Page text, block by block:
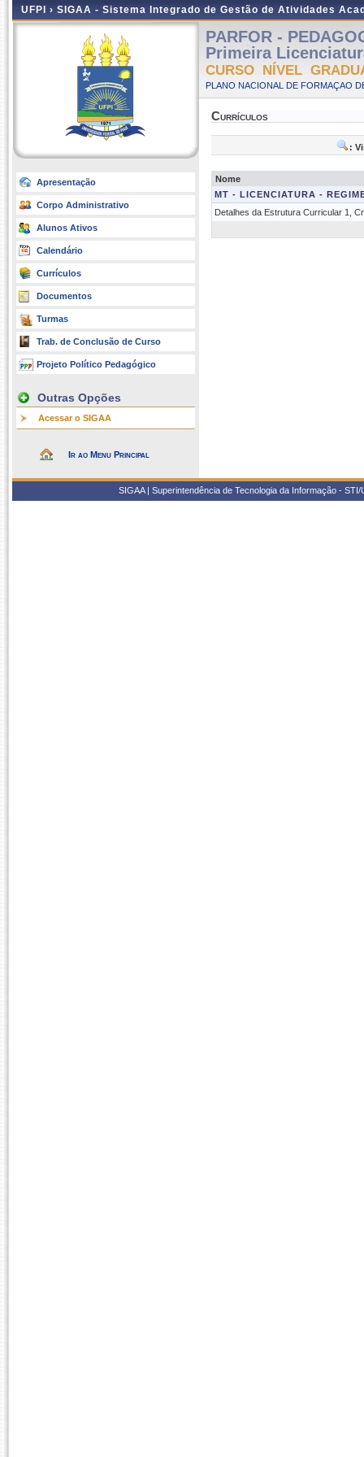
UFPI › SIGAA - Sistema Integrado de Gestão de Atividades
Apresentação
Corpo Administrativo
Alunos Ativos
Calendário
Currículos
Documentos
Turmas
Trab. de Conclusão de Curso
Projeto Político Pedagógico
Outras Opções
Acessar o SIGAA
Ir ao Menu Principal
PARFOR -
Primeira
CURSO NÍVEL
PLANO NACIONAL DE FORMAÇAO
Currículos
:
Nome
MT - LICENCIATURA -
Detalhes da Estrutura Curricular 1,
SIGAA | Superintendência de Tecnologia da Informação -